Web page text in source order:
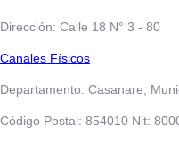
Dirección: Calle 18 N° 3 - 80
​​​​​Canales Físicos
Departamento: Casanare,
Código Postal: 854010 Nit: